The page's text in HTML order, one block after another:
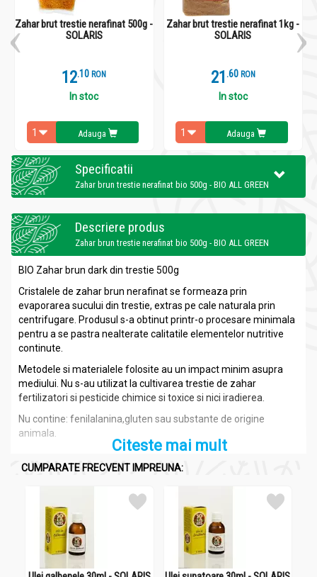
Zahar brut trestie nerafinat 500g -
SOLARIS
12.1 RON
In stoc
Adauga
Zahar brut trestie nerafinat 1kg -
SOLARIS
21 .6 RON
In stoc
Adauga
Specificatii
Zahar brun trestie nerafinat bio 500g - BIO ALL GREEN
Descriere produs
Zahar brun trestie nerafinat bio 500g - BIO ALL GREEN
BIO Zahar brun dark din trestie 500g
Cristalele de zahar brun nerafinat se formeaza prin
evaporarea sucului din trestie, extras pe cale naturala prin
centrifugare. Produsul s-a obtinut printr-o procesare minimala
pentru a se pastra nealterate calitatile elementelor nutritive
continute.
Metodele si materialele folosite au un impact minim asupra
mediului. Nu s-au utilizat la cultivarea trestie de zahar
fertilizatori si pesticide chimice si toxice si nici iradierea.
Nu contine: fenilalanina,gluten sau substante de origine
animala.
Zahar brun trestie nerafinat bio 500g - BIO ALL GREEN
zahar brun ecologic nerafinat din trestie de zahar
Informatii nutritionale
Citeste mai mult
CUMPARATE FRECVENT IMPREUNA: